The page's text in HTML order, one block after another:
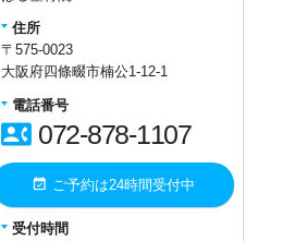
住所
〒575-0023
大阪府四條畷市楠公1-12-1
電話番号
contact_phone 072-878-1107
event_available ご予約は24時間受付中
受付時間